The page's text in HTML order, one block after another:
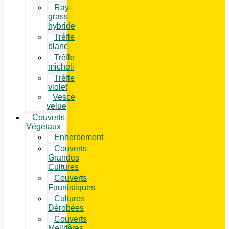
Ray-
grass
hybride
Trèfle
blanc
Trèfle
micheli
Trèfle
violet
Vesce
velue
Couverts
Végétaux
Enherbement
Couverts
Grandes
Cultures
Couverts
Faunistiques
Cultures
Dérobées
Couverts